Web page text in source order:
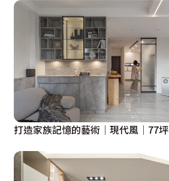
打造家族記憶的藝術│現代風│77坪